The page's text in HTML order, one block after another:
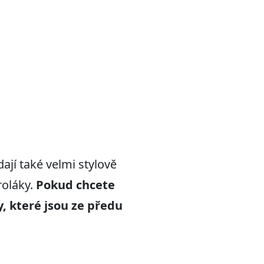
také velmi stylově
Pokud chcete
které jsou ze předu